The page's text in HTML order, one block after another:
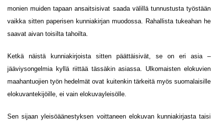
monien muiden tapaan ansaitsisivat saada välillä tunnustusta työstään
vaikka sitten paperisen kunniakirjan muodossa. Rahallista tukeahan he
saavat aivan toisilta tahoilta.
Ketkä näistä kunniakirjoista sitten päättäisivät, se on eri asia –
jääviysongelmia kyllä riittää tässäkin asiassa. Ulkomaisten elokuvien
maahantuojien työn hedelmät ovat kuitenkin tärkeitä myös suomalaisille
elokuvantekijöille, ei vain elokuvayleisölle.
Sen sijaan yleisöäänestyksen voittaneen elokuvan kunniakirjasta taisi